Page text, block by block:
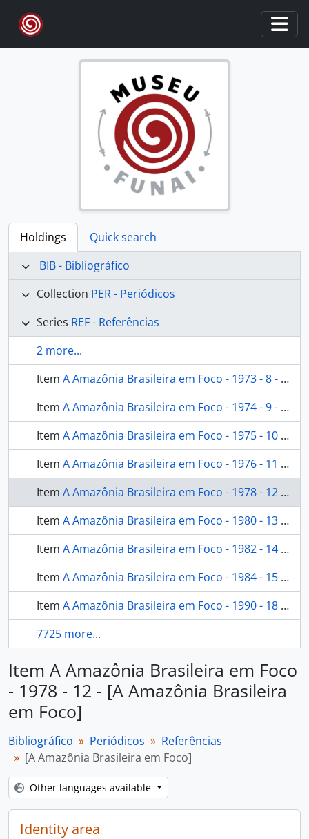
Skip to main content
Holdings
Quick search
BIB - Bibliográfico
Collection PER - Periódicos
Series REF - Referências
2 more...
Item A Amazônia Brasileira em Foco - 1973 - 8 - [A Amazônia Brasileira em Foco]
Item A Amazônia Brasileira em Foco - 1974 - 9 - [A Amazônia Brasileira em Foco]
Item A Amazônia Brasileira em Foco - 1975 - 10 - [A Amazônia Brasileira em Foco]
Item A Amazônia Brasileira em Foco - 1976 - 11 - [A Amazônia Brasileira em Foco]
Item A Amazônia Brasileira em Foco - 1978 - 12 - [A Amazônia Brasileira em Foco]
Item A Amazônia Brasileira em Foco - 1980 - 13 - [A Amazônia Brasileira em Foco]
Item A Amazônia Brasileira em Foco - 1982 - 14 - [A Amazônia Brasileira em Foco]
Item A Amazônia Brasileira em Foco - 1984 - 15 - [A Amazônia Brasileira em Foco]
Item A Amazônia Brasileira em Foco - 1990 - 18 - [A Amazônia Brasileira em Foco]
7725 more...
Item A Amazônia Brasileira em Foco
- 1978 - 12 - [A Amazônia Brasileira
em Foco]
Bibliográfico Periódicos
Referências
[A Amazônia Brasileira em Foco]
Other languages available
Identity area